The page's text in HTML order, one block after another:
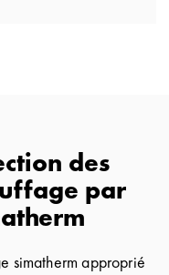
des
par
simatherm approprié